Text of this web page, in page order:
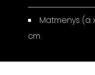
Matmenys (a
cm